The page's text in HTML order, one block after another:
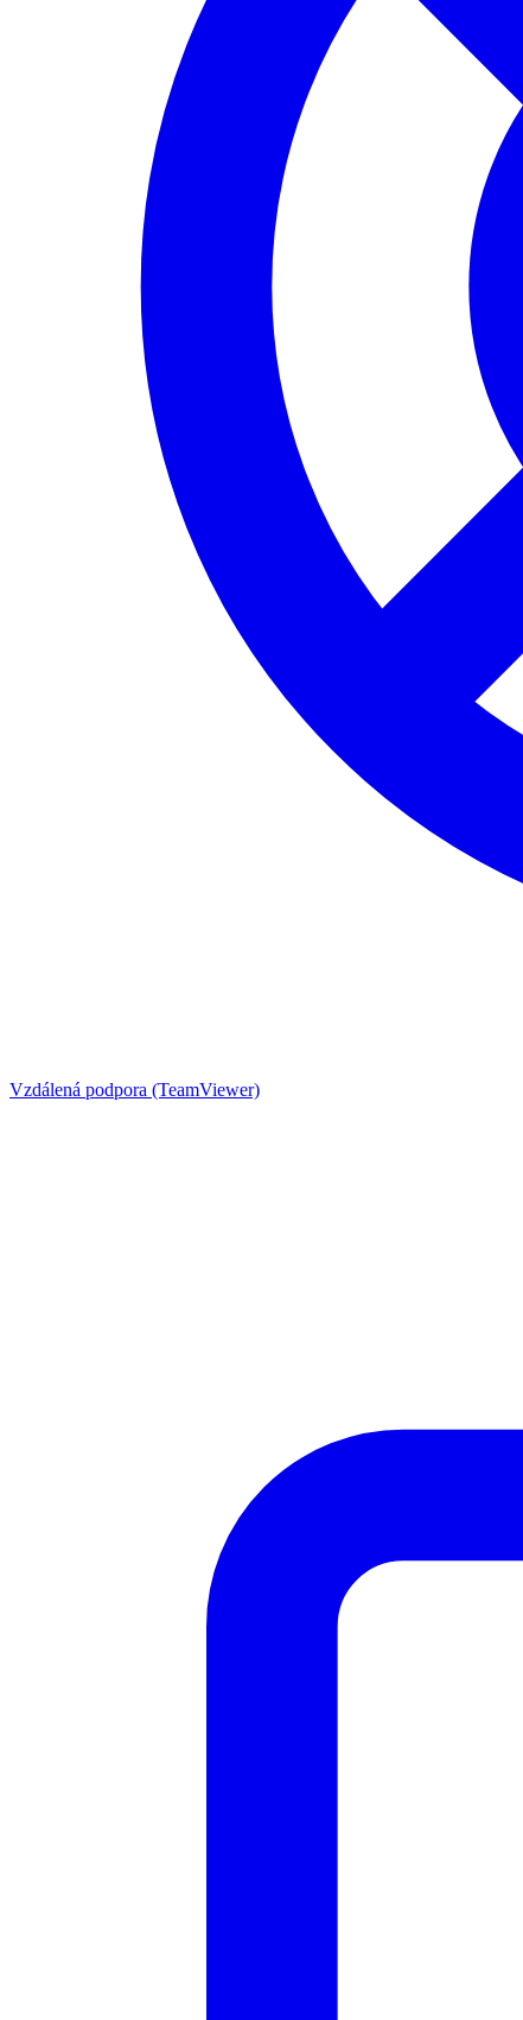
Vzdálená podpora (TeamViewer)